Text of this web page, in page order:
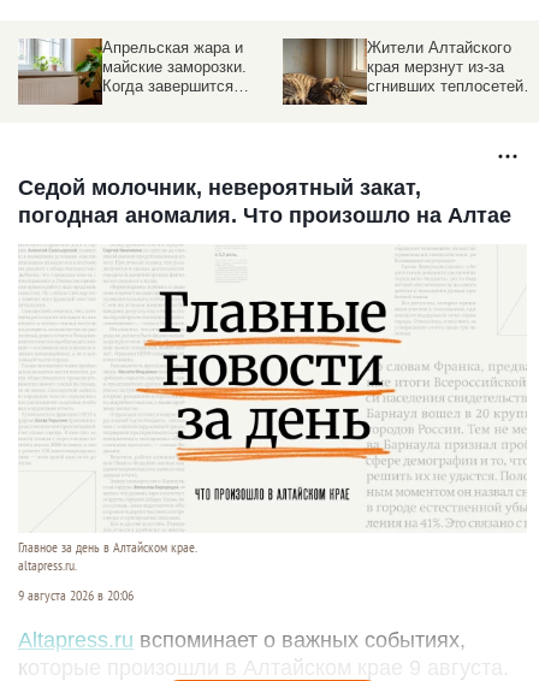
Апрельская жара и
майские заморозки.
Когда завершится
Жители Алтайского
края мерзнут из-за
сгнивших теплосетей
Седой молочник, невероятный закат,
погодная аномалия. Что произошло на Алтае
Главное за день в Алтайском крае.
altapress.ru.
9 августа 2026 в 20:06
Altapress.ru вспоминает о важных событиях,
которые произошли в Алтайском крае 9 августа.